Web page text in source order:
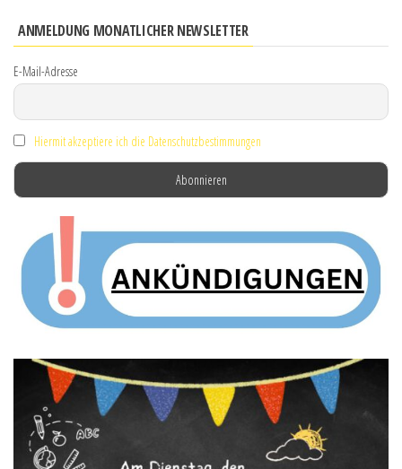
ANMELDUNG MONATLICHER NEWSLETTER
E-Mail-Adresse
Hiermit akzeptiere ich die Datenschutzbestimmungen